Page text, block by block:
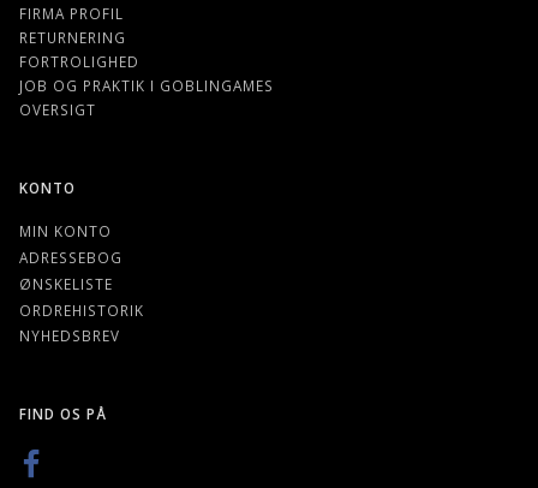
FIRMA PROFIL
RETURNERING
FORTROLIGHED
JOB OG PRAKTIK I GOBLINGAMES
OVERSIGT
KONTO
MIN KONTO
ADRESSEBOG
ØNSKELISTE
ORDREHISTORIK
NYHEDSBREV
FIND OS PÅ